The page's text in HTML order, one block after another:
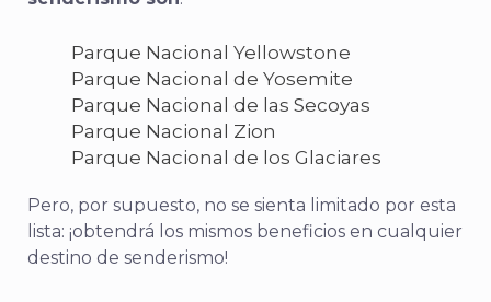
Parque Nacional Yellowstone
Parque Nacional de Yosemite
Parque Nacional de las Secoyas
Parque Nacional Zion
Parque Nacional de los Glaciares
Pero, por supuesto, no se sienta limitado por esta
lista: ¡obtendrá los mismos beneficios en cualquier
destino de senderismo!